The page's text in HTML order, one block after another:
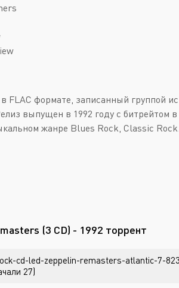
FLAC формате, записанный группой
выпущен в 1992 году с битрейтом
жанре Blues Rock, Classic
(3 CD) - 1992 торрент
cd-led-zeppelin-remasters-atlantic-7-
27)